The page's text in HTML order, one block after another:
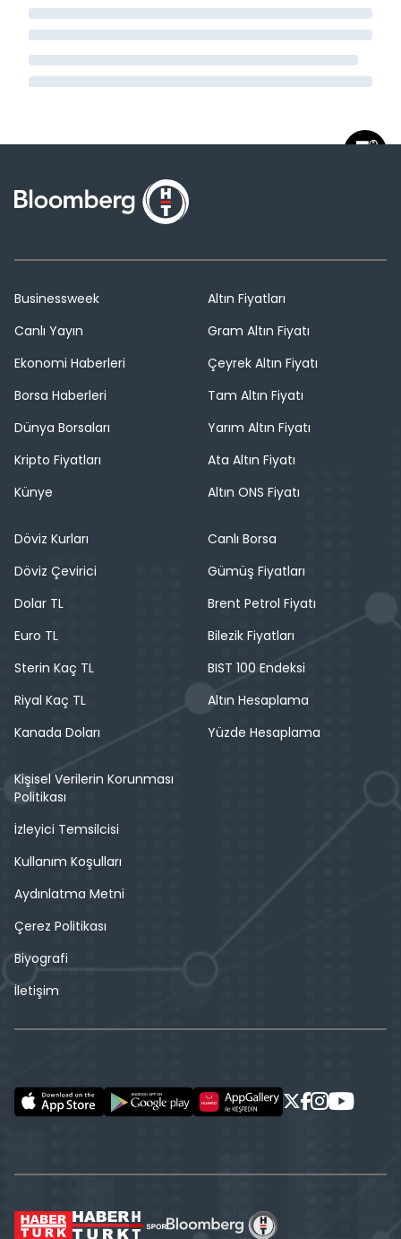
Businessweek
Canlı Yayın
Ekonomi Haberleri
Borsa Haberleri
Dünya Borsaları
Kripto Fiyatları
Künye
Altın Fiyatları
Gram Altın Fiyatı
Çeyrek Altın Fiyatı
Tam Altın Fiyatı
Yarım Altın Fiyatı
Ata Altın Fiyatı
Altın ONS Fiyatı
Döviz Kurları
Döviz Çevirici
Dolar TL
Euro TL
Sterin Kaç TL
Riyal Kaç TL
Kanada Doları
Canlı Borsa
Gümüş Fiyatları
Brent Petrol Fiyatı
Bilezik Fiyatları
BIST 100 Endeksi
Altın Hesaplama
Yüzde Hesaplama
Kişisel Verilerin Korunması
Politikası
İzleyici Temsilcisi
Kullanım Koşulları
Aydınlatma Metni
Çerez Politikası
Biyografi
İletişim